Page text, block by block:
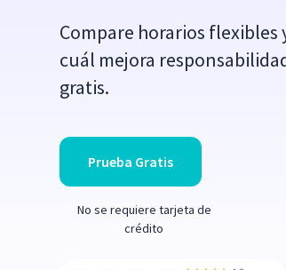
Compare horarios flexibles
cuál mejora
gratis.
Prueba Gratis
No se requiere tarjeta de
crédito